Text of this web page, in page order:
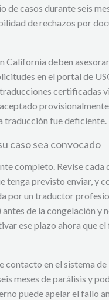
de casos durante seis
de rechazos por
California deben
en el portal de
certificadas
provisionalmente
traducción fue deficiente.
caso sea convocado
completo. Revise cada
tenga previsto enviar, y
por un traductor
de la congelación y
ese plazo ahora que el
contacto en el sistema de
meses de parálisis y
puede apelar el fallo